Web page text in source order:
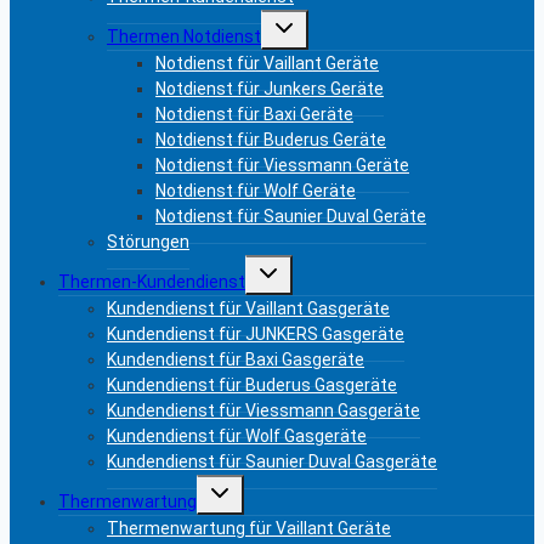
Thermen Notdienst
Toggle
menu
Notdienst für Vaillant Geräte
Notdienst für Junkers Geräte
Notdienst für Baxi Geräte
Notdienst für Buderus Geräte
Notdienst für Viessmann Geräte
Notdienst für Wolf Geräte
Notdienst für Saunier Duval Geräte
Störungen
Thermen-Kundendienst
Toggle
menu
Kundendienst für Vaillant Gasgeräte
Kundendienst für JUNKERS Gasgeräte
Kundendienst für Baxi Gasgeräte
Kundendienst für Buderus Gasgeräte
Kundendienst für Viessmann Gasgeräte
Kundendienst für Wolf Gasgeräte
Kundendienst für Saunier Duval Gasgeräte
Thermenwartung
Toggle
menu
Thermenwartung für Vaillant Geräte